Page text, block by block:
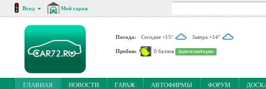
Вход Мой гараж
Погода: Сегодня +15° Завтра +14°
Пробки: 0 баллов Дороги свободны
ГЛАВНАЯ(CURRENT)
НОВОСТИ ГАРАЖ АВТОФИРМЫ ФОРУМ